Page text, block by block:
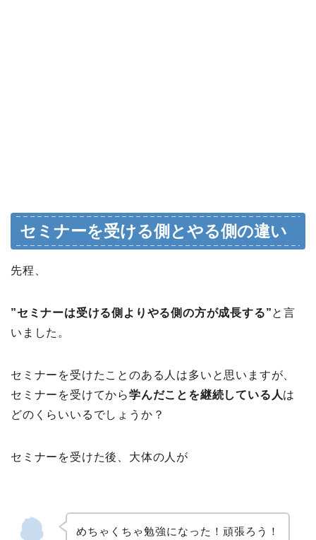
セミナーを受ける側とやる側の違い
先程、
”セミナーは受ける側よりやる側の方が成長する”と言
いました。
セミナーを受けたことのある人は多いと思いますが、
セミナーを受けてから学んだことを継続している人は
どのくらいいるでしょうか？
セミナーを受けた後、大体の人が
めちゃくちゃ勉強になった！頑張ろう！